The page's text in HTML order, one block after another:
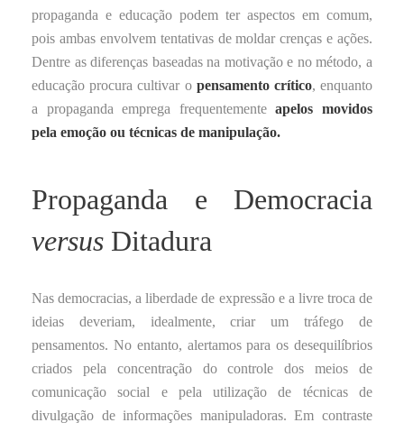
propaganda e educação podem ter aspectos em comum,
pois ambas envolvem tentativas de moldar crenças e ações.
Dentre as diferenças baseadas na motivação e no método, a
educação procura cultivar o pensamento crítico, enquanto
a propaganda emprega frequentementeapelos movidos
pela emoção ou técnicas de manipulação.
Propaganda e Democracia
versus Ditadura
Nas democracias, a liberdade de expressão e a livre troca de
ideias deveriam, idealmente, criar um tráfego de
pensamentos. No entanto, alertamos para os desequilíbrios
criados pela concentração do controle dos meios de
comunicação social e pela utilização de técnicas de
divulgação de informações manipuladoras. Em contraste